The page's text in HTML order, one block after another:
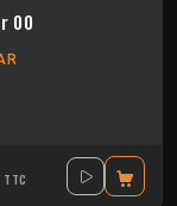
00
TTC